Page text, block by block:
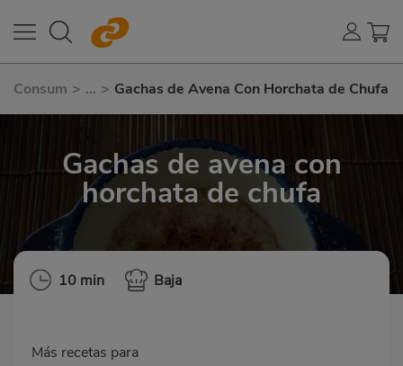
Consum > ... > Gachas de Avena Con Horchata de Chufa
Gachas de avena con
horchata de chufa
10 min Baja
Más recetas para